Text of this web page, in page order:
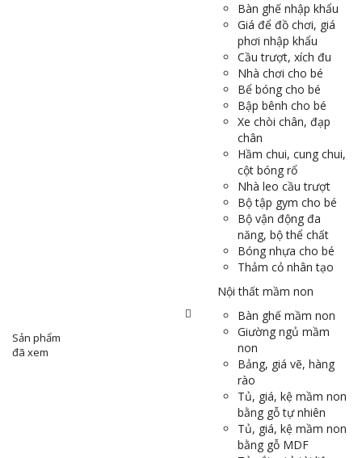
Sản phẩm
đã xem
Bàn ghế nhập khẩu
Giá để đồ chơi, giá
phơi nhập khẩu
Cầu trượt, xích đu
Nhà chơi cho bé
Bể bóng cho bé
Bập bênh cho bé
Xe chòi chân, đạp
chân
Hầm chui, cung chui,
cột bóng rổ
Nhà leo cầu trượt
Bộ tập gym cho bé
Bộ vận động đa
năng, bộ thể chất
Bóng nhựa cho bé
Thảm cỏ nhân tạo
Nội thất mầm non
Bàn ghế mầm non
Giường ngủ mầm
non
Bảng, giá vẽ, hàng
rào
Tủ, giá, kệ mầm non
bằng gỗ tự nhiên
Tủ, giá, kệ mầm non
bằng gỗ MDF